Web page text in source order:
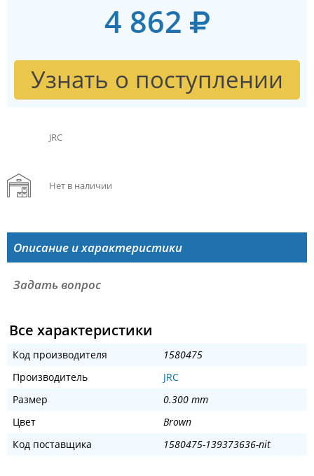
4 862
Узнать о поступлении
JRC
Нет в наличии
Описание и характеристики
Задать вопрос
Все характеристики
Код производителя
1580475
Производитель
JRC
Размер
0.300 mm
Цвет
Brown
Код поставщика
1580475-139373636-nit